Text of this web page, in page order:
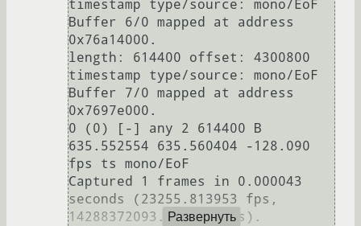
timestamp type/source: mono/EoF
Buffer 6/0 mapped at address
0x76a14000.
length: 614400 offset: 4300800
timestamp type/source: mono/EoF
Buffer 7/0 mapped at address
0x7697e000.
0 (0) [-] any 2 614400 B
635.552554 635.560404 -128.090
fps ts mono/EoF
Captured 1 frames in 0.000043
seconds (23255.813953 fps,
14288372093.023256 B/s).
Развернуть